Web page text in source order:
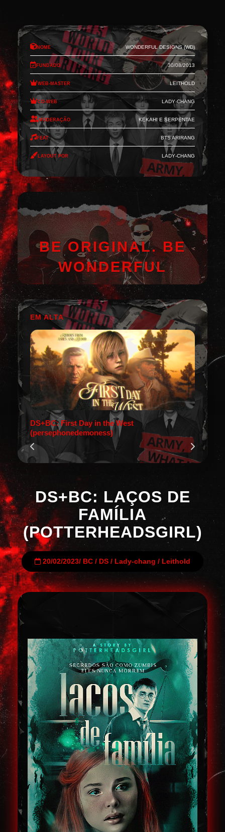
Nome Wonderful Designs (WD)
Fundado 30/08/2013
Web-Master Leithold
Co-Web Lady-Chang
Moderação Kekahi e Serpentae
Feat BTS Arirang
Layout por Lady-Chang
BE ORIGINAL. BE
WONDERFUL
EM ALTA
DS+BC: First Day in the West
(persephonedemoness)
DS+BC: LAÇOS DE
FAMÍLIA
(POTTERHEADSGIRL)
20/02/2023/ BC / DS / Lady-chang / Leithold